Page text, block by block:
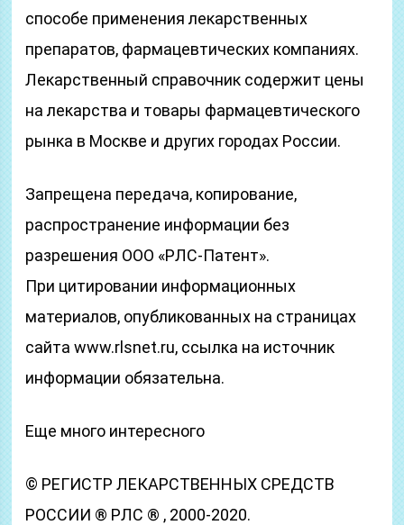
способе применения лекарственных
препаратов, фармацевтических компаниях.
Лекарственный справочник содержит цены
на лекарства и товары фармацевтического
рынка в Москве и других городах России.
Запрещена передача, копирование,
распространение информации без
разрешения ООО «РЛС-Патент».
При цитировании информационных
материалов, опубликованных на страницах
сайта www.rlsnet.ru, ссылка на источник
информации обязательна.
Еще много интересного
© РЕГИСТР ЛЕКАРСТВЕННЫХ СРЕДСТВ
РОССИИ ® РЛС ® , 2000-2020.